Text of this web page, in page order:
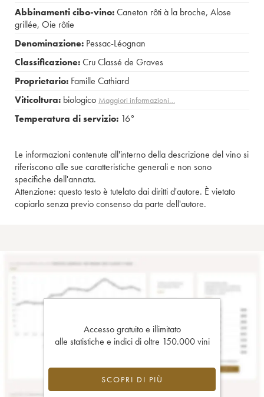
Abbinamenti cibo-vino:Caneton rôti à la broche, Alose
grillée, Oie rôtie
Denominazione: Pessac-Léognan
Classificazione:Cru Classé de Graves
Proprietario: Famille Cathiard
Viticoltura: biologico Maggiori informazioni…
Temperatura di servizio: 16°
Le informazioni contenute all'interno della descrizione del vino si
riferiscono alle sue caratteristiche generali e non sono
specifiche dell'annata.
Attenzione: questo testo è tutelato dai diritti d'autore. È vietato
copiarlo senza previo consenso da parte dell'autore.
Accesso gratuito e illimitato
alle statistiche e indici di oltre 150.000 vini
SCOPRI DI PIÙ